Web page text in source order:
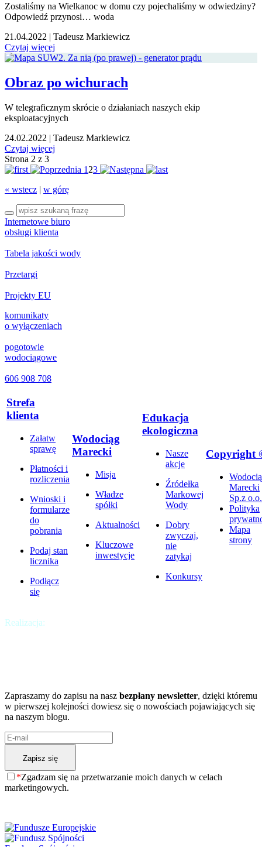
Zostaliśmy na Wielkanoc w domu czy pojechaliśmy w odwiedziny?
Odpowiedź przynosi… woda
21.04.2022 | Tadeusz Markiewicz
Czytaj więcej
Obraz po wichurach
W telegraficznym skrócie o działaniach naszych ekip
eksploatacyjnych
24.02.2022 | Tadeusz Markiewicz
Czytaj więcej
Strona 2 z 3
1 23
« wstecz | w górę
Internetowe biuro
obsługi klienta
Tabela jakości wody
Przetargi
Projekty EU
komunikaty
o wyłączeniach
pogotowie
wodociągowe
606 908 708
Strefa
klienta
Załatw
sprawę
Płatności i
rozliczenia
Wnioski i
formularze
do
pobrania
Podaj stan
licznika
Podłącz
się
Wodociąg
Marecki
Misja
Władze
spółki
Aktualności
Kluczowe
inwestycje
Edukacja
ekologiczna
Nasze
akcje
Źródełka
Markowej
Wody
Dobry
zwyczaj,
nie
zatykaj
Konkursy
Copyright
Marecki
Sp.z o.o.
Polityka
Mapa
strony
Realizacja:
Zapraszamy do zapisu na nasz bezpłany newsletter, dzięki któremu
w pierwszej kolejności dowiesz się o nowościach pojawiających się
na naszym blogu.
*Zgadzam się na przetwarzanie moich danych w celach
marketingowych.